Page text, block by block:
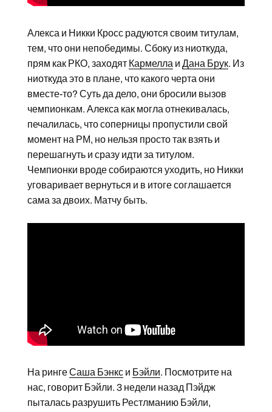
Алекса и Никки Кросс радуются своим титулам,
тем, что они непобедимы. Сбоку из ниоткуда,
прям как РКО, заходят Кармелла и Дана Брук. Из
ниоткуда это в плане, что какого черта они
вместе-то? Суть да дело, они бросили вызов
чемпионкам. Алекса как могла отнекивалась,
печалилась, что соперницы пропустили свой
момент на РМ, но нельзя просто так взять и
перешагнуть и сразу идти за титулом.
Чемпионки вроде собираются уходить, но Никки
уговаривает вернуться и в итоге соглашается
сама за двоих. Матчу быть.
На рингеСаша Бэнкси Бэйли. Посмотрите на
нас, говорит Бэйли. 3 недели назад Пэйдж
пыталась разрушить Рестлманию Бэйли,